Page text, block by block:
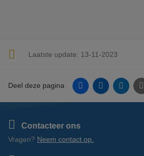
Laatste update: 13-11-2023
Deel deze pagina FacebookLinkedinTwitter
Contacteer ons
Vragen? Neem contact op.